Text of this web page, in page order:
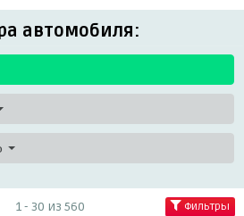
автомобиля:
1 - 30 из 560 Фильтры